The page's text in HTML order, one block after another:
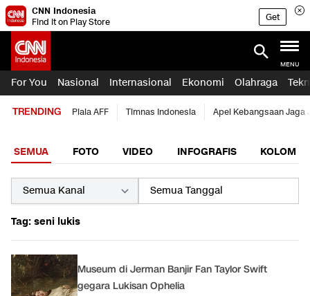
CNN Indonesia
Find it on Play Store
Get
MENU
For You Nasional Internasional Ekonomi Olahraga
TRENDING Piala AFF Timnas Indonesia Apel Kebangsaan Jaga
SEMUA FOTO VIDEO INFOGRAFIS KOLOM
Tag: seni lukis
Museum di Jerman Banjir Fan Taylor Swift
gegara Lukisan Ophelia